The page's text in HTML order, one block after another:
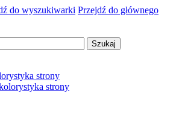
do wyszukiwarki Przejdź do głównego